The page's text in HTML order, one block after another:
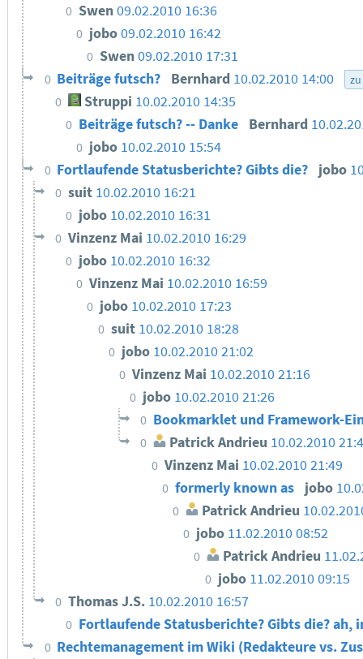
0 Swen09.02.2010 16:36
0 jobo09.02.2010 16:42
0 Swen09.02.2010 17:31
0 Beiträge futsch? Bernhard 10.02.2010 14:00
0 Struppi 10.02.2010 14:35
0 Beiträge futsch? -- Danke Bernhard
0 jobo 10.02.2010 15:54
0 Fortlaufende Statusberichte? Gibts die? jobo
0 suit 10.02.2010 16:21
0 jobo 10.02.2010 16:31
0 Vinzenz Mai 10.02.2010 16:29
0 jobo 10.02.2010 16:32
0 Vinzenz Mai 10.02.2010 16:59
0 jobo 10.02.2010 17:23
0 suit 10.02.2010 18:28
0 jobo 10.02.2010 21:02
0 Vinzenz Mai 10.02.2010 21:16
0 jobo 10.02.2010 21:26
0 Bookmarklet und Framework-
0 Patrick Andrieu 10.02.2010
0 Vinzenz Mai 10.02.2010 21:49
0 formerly known as jobo
0 Patrick Andrieu
0 jobo 11.02.2010 08:52
0 Patrick Andrieu
0 jobo 11.02.2010 09:15
0 Thomas J.S. 10.02.2010 16:57
0 Fortlaufende Statusberichte? Gibts die? ah,
0 Rechtemanagement im Wiki (Redakteure vs.